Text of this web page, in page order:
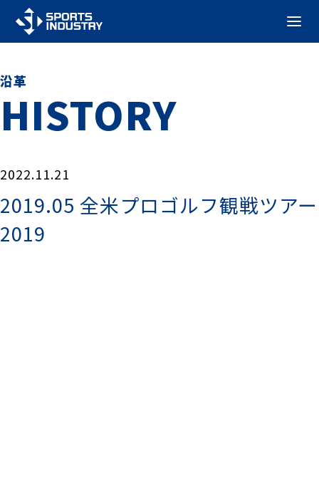
沿革
HISTORY
2022.11.21
2019.05 全米プロゴルフ観戦ツアー
2019